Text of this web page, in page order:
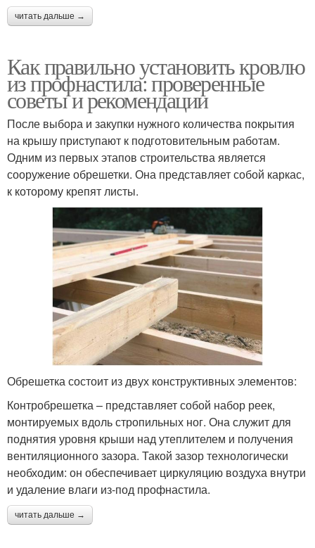
читать дальше →
Как правильно установить кровлю
из профнастила: проверенные
советы и рекомендации
После выбора и закупки нужного количества покрытия
на крышу приступают к подготовительным работам.
Одним из первых этапов строительства является
сооружение обрешетки. Она представляет собой каркас,
к которому крепят листы.
Обрешетка состоит из двух конструктивных элементов:
Контробрешетка – представляет собой набор реек,
монтируемых вдоль стропильных ног. Она служит для
поднятия уровня крыши над утеплителем и получения
вентиляционного зазора. Такой зазор технологически
необходим: он обеспечивает циркуляцию воздуха внутри
и удаление влаги из-под профнастила.
читать дальше →